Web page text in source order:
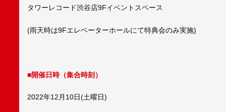
タワーレコード渋谷店9Fイベントスペース
(雨天時は9Fエレベーターホールにて特典会のみ実施)
■開催日時（集合時刻）
2022年12月10日(土曜日)